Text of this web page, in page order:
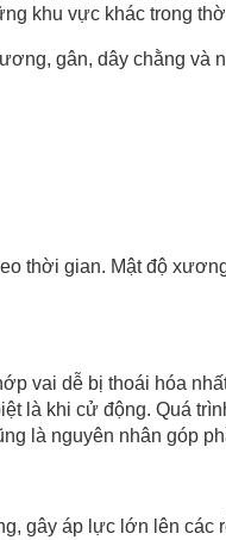
khu vực khác trong
gân, dây chằng
thời gian. Mật độ
vai dễ bị thoái hóa
là khi cử động. Quá
là nguyên nhân góp
gây áp lực lớn lên